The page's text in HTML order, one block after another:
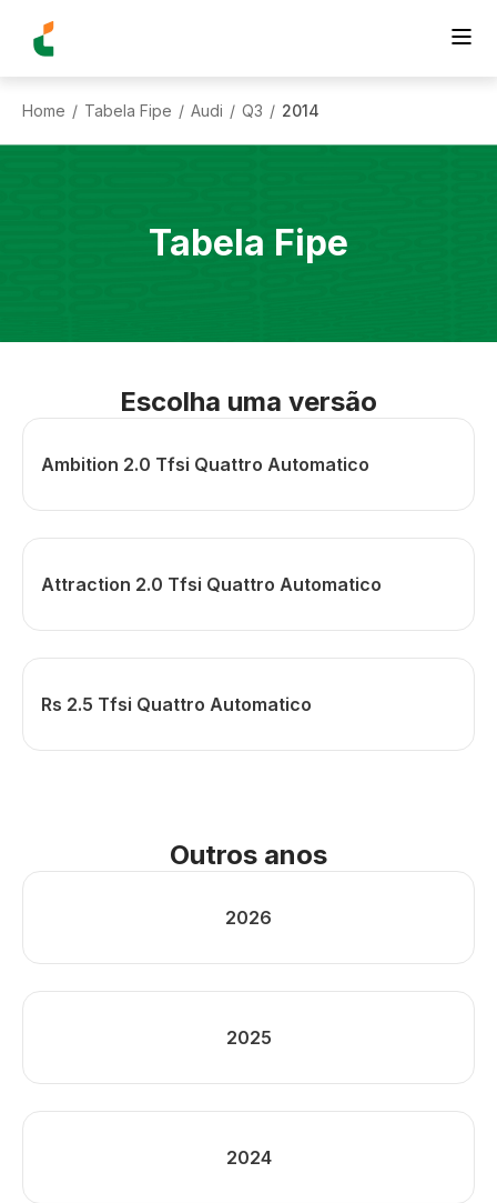
Home / Tabela Fipe / Audi / Q3 / 2014
Tabela Fipe
Escolha uma versão
Ambition 2.0 Tfsi Quattro Automatico
Attraction 2.0 Tfsi Quattro Automatico
Rs 2.5 Tfsi Quattro Automatico
Outros anos
2026
2025
2024